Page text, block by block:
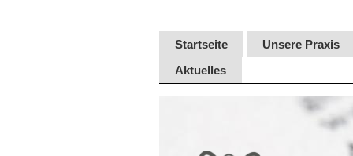
Startseite Unsere Praxis
Aktuelles